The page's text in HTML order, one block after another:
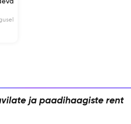
ja paadihaagiste rent